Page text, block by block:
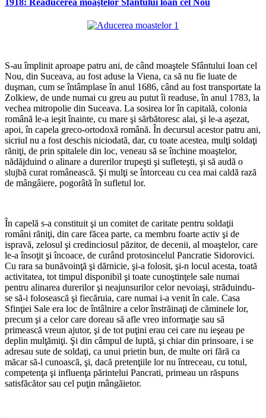
S-au împlinit aproape patru ani, de când moaştele Sfântului Ioan cel
Nou, din Suceava, au fost aduse la Viena, ca să nu fie luate de
duşman, cum se întâmplase în anul 1686, când au fost transportate la
Zolkiew, de unde numai cu greu au putut îi readuse, în anul 1783, la
vechea mitropolie din Suceava. La sosirea lor în capitală, colonia
română le-a ieşit înainte, cu mare şi sărbătoresc alai, şi le-a aşezat,
apoi, în capela greco-ortodoxă română. În decursul acestor patru ani,
sicriul nu a fost deschis niciodată, dar, cu toate acestea, mulţi soldaţi
răniţi, de prin spitalele din loc, veneau să se închine moaştelor,
nădăjduind o alinare a durerilor trupeşti şi sufleteşti, şi să audă o
slujbă curat românească. Şi mulţi se întorceau cu cea mai caldă rază
de mângâiere, pogorâtă în sufletul lor.
În capelă s-a constituit şi un comitet de caritate pentru soldaţii
români răniţi, din care făcea parte, ca membru foarte activ şi de
ispravă, zelosul şi credinciosul păzitor, de decenii, al moaştelor, care
le-a însoţit şi încoace, de curând protosincelul Pancratie Sidorovici.
Cu rara sa bunăvoinţă şi dărnicie, şi-a folosit, şi-n locul acesta, toată
activitatea, tot timpul disponibil şi toate cunoştinţele sale numai
pentru alinarea durerilor şi neajunsurilor celor nevoiaşi, străduindu-
se să-i folosească şi fiecăruia, care numai i-a venit în cale. Casa
Sfinţiei Sale era loc de întâlnire a celor înstrăinaţi de căminele lor,
precum şi a celor care doreau să afle vreo informaţie sau să
primească vreun ajutor, şi de tot puţini erau cei care nu ieşeau pe
deplin mulţămiţi. Şi din câmpul de luptă, şi chiar din prinsoare, i se
adresau sute de soldaţi, ca unui prietin bun, de multe ori fără ca
măcar să-l cunoască, şi, dacă pretenţiile lor nu întreceau, cu totul,
competenţa şi influenţa părintelui Pancrati, primeau un răspuns
satisfăcător sau cel puţin mângăietor.